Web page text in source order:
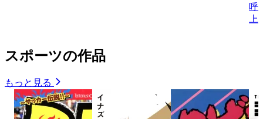
呼
スポーツの作品
もっと見る